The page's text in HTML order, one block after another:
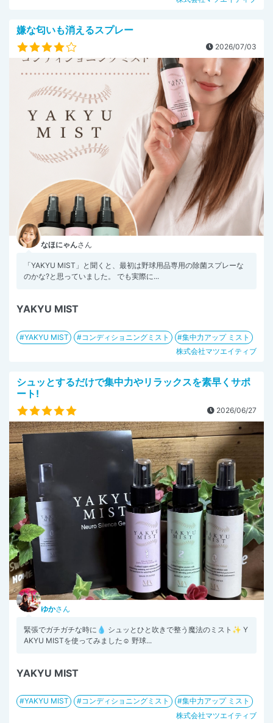
嫌な匂いも消えるスプレー
2026/07/03
なほにゃんさん
「YAKYU MIST」と聞くと、最初は野球用品専用の除菌スプレーな
のかな?と思っていました。 でも実際に...
YAKYU MIST
YAKYU MIST コンディショニングミスト
集中力アップ ミスト
株式会社マツエイティブ
シュッとするだけで集中力やリラックスを素早くサポ
ート!
2026/06/27
ゆかさん
緊張でガチガチな時に💧 シュッとひと吹きで整う魔法のミスト✨ Y
AKYU MISTを使ってみました☺ 野球...
YAKYU MIST
YAKYU MIST コンディショニングミスト
集中力アップ ミスト
株式会社マツエイティブ